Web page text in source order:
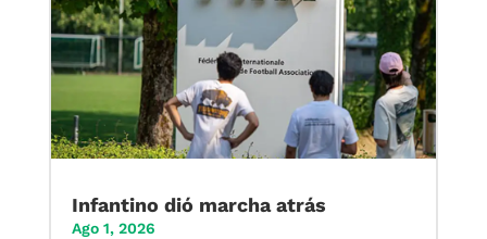
Infantino dió marcha atrás
Ago 1, 2026